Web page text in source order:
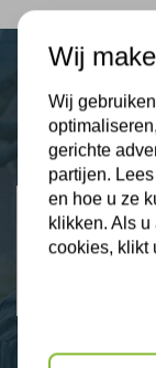
Plus
Uw isolatie
Wij
Wij
gerichte
partijen.
en hoe u ze
klikken. Als u
cookies, klikt